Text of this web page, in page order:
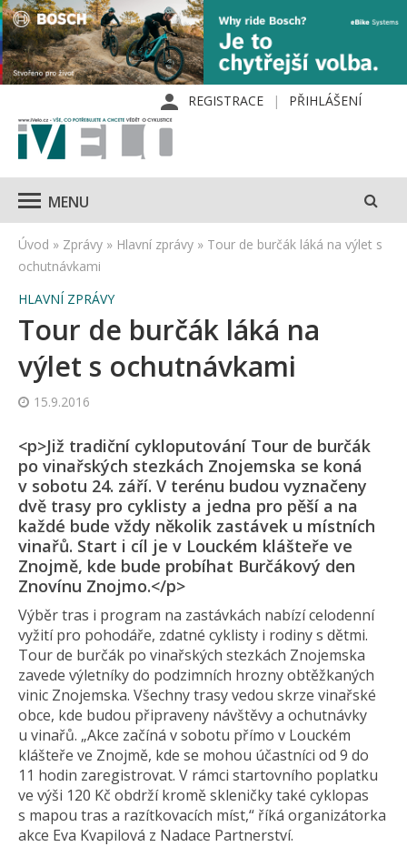
REGISTRACE PŘIHLÁŠENÍ
MENU
Úvod » Zprávy » Hlavní zprávy » Tour de burčák láká na výlet s
ochutnávkami
HLAVNÍ ZPRÁVY
Tour de burčák láká na
výlet s ochutnávkami
15.9.2016
<p>Již tradiční cykloputování Tour de burčák
po vinařských stezkách Znojemska se koná
v sobotu 24. září. V terénu budou vyznačeny
dvě trasy pro cyklisty a jedna pro pěší a na
každé bude vždy několik zastávek u místních
vinařů. Start i cíl je v Louckém klášteře ve
Znojmě, kde bude probíhat Burčákový den
Znovínu Znojmo.</p>
Výběr tras i program na zastávkách nabízí celodenní
vyžití pro pohodáře, zdatné cyklisty i rodiny s dětmi.
Tour de burčák po vinařských stezkách Znojemska
zavede výletníky do podzimních hrozny obtěžkaných
vinic Znojemska. Všechny trasy vedou skrze vinařské
obce, kde budou připraveny návštěvy a ochutnávky
u vinařů. „Akce začíná v sobotu přímo v Louckém
klášteře ve Znojmě, kde se mohou účastníci od 9 do
11 hodin zaregistrovat. V rámci startovního poplatku
ve výši 120 Kč obdrží kromě skleničky také cyklopas
s mapou tras a razítkovacích míst,“ říká organizátorka
akce Eva Kvapilová z Nadace Partnerství.